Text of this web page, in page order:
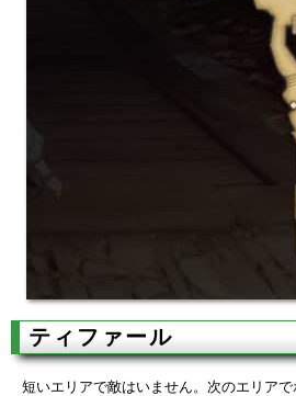
ティファール
短いエリアで敵はいません。次のエリアで